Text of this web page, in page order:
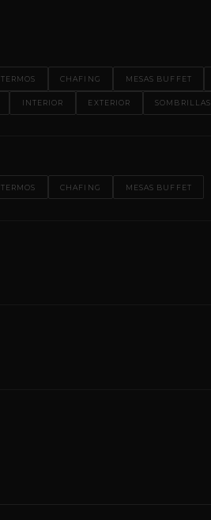
TERMOS CHAFING MESAS BUFFET
INTERIOR EXTERIOR SOMBRILLAS
TERMOS CHAFING MESAS BUFFET